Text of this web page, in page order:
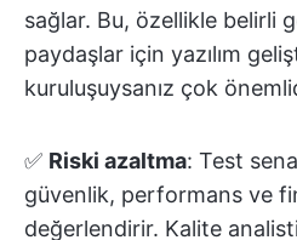
sağlar. Bu, özellikle belirli
paydaşlar için yazılım
kuruluşuysanız çok
✅ Riski azaltma: Test
güvenlik, performans ve
değerlendirir. Kalite